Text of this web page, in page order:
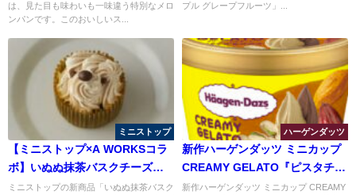
は、見た目も味わいも一味違う特別なメロ
ンパンです。このおいしいス...
プル グレープフルーツ」...
ミニストップ
【ミニストップ×A WORKSコラ
ボ】いぬぬ抹茶バスクチーズケ
ーキが可愛すぎる！新登場のス
ミニストップの新商品「いぬぬ抹茶バスク
ハーゲンダッツ
新作ハーゲンダッツ ミニカップ
CREAMY GELATO『ピスタチオ
＆カカオ』で夏の贅沢スイーツ
新作ハーゲンダッツ ミニカップ CREAMY